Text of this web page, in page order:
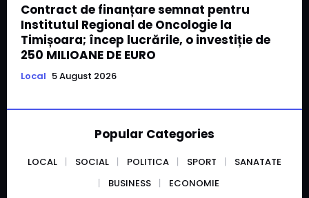
Contract de finanțare semnat pentru
Institutul Regional de Oncologie la
Timișoara; încep lucrările, o investiție de
250 MILIOANE DE EURO
Local 5 August 2026
Popular Categories
LOCAL SOCIAL POLITICA SPORT
SANATATE
BUSINESS
ECONOMIE